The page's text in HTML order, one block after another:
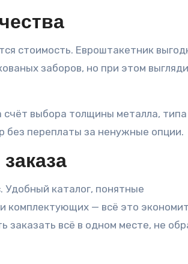
стоимость. Евроштакетник
заборов, но при этом
выбора толщины металла, типа
без переплаты за ненужные опции.
Удобный каталог, понятные
комплектующих — всё это
всё в одном месте, не